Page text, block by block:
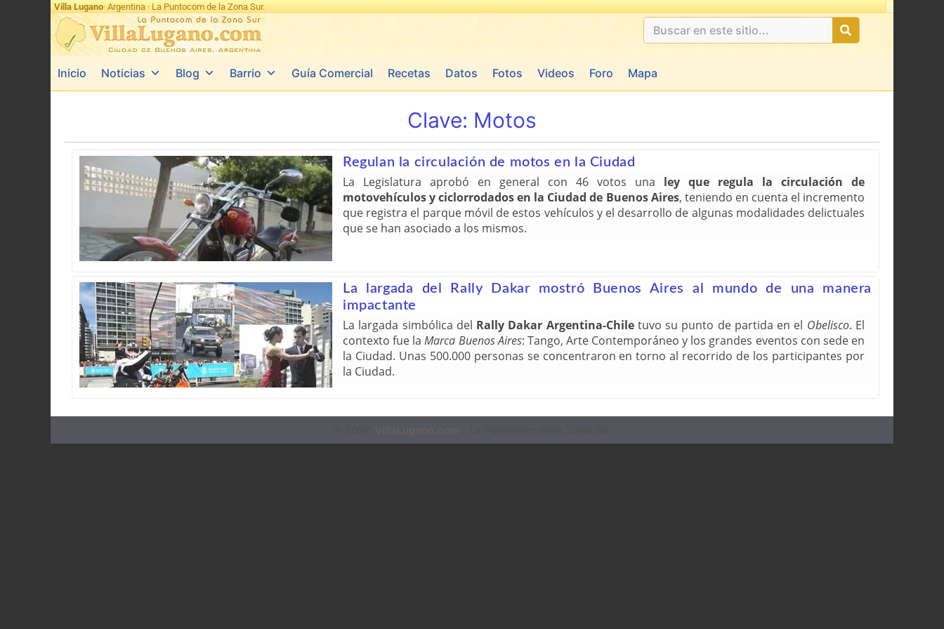
Villa Lugano· Argentina · La Puntocom de la Zona Sur.
Inicio Noticias Blog Barrio Guía Comercial Recetas Datos Fotos Videos Foro Mapa
Clave: Motos
Regulan la circulación de motos en la Ciudad
La Legislatura aprobó en general con 46 votos una ley que regula la circulación de
motovehículos y ciclorrodados en la Ciudad de Buenos Aires, teniendo en cuenta el incremento
que registra el parque móvil de estos vehículos y el desarrollo de algunas modalidades delictuales
que se han asociado a los mismos.
La largada del Rally Dakar mostró Buenos Aires al mundo de una manera
impactante
La largada simbólica del Rally Dakar Argentina-Chiletuvo su punto de partida en el Obelisco. El
contexto fue laMarca Buenos Aires: Tango, Arte Contemporáneo y los grandes eventos con sede en
la Ciudad. Unas 500.000 personas se concentraron en torno al recorrido de los participantes por
la Ciudad.